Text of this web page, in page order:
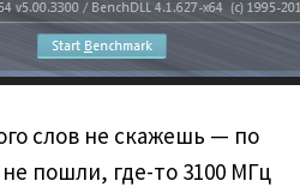
слов не скажешь — по
пошли, где-то 3100 МГц